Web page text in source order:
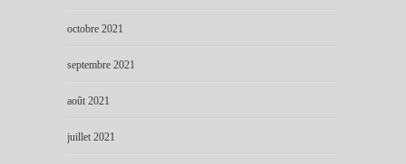
octobre 2021
septembre 2021
août 2021
juillet 2021